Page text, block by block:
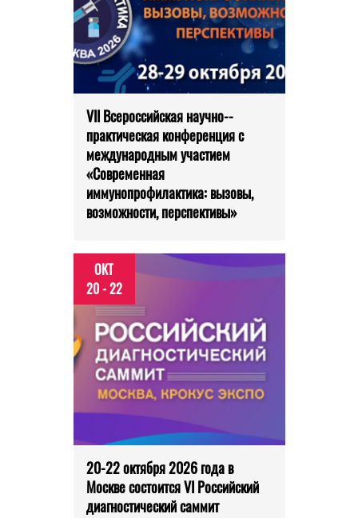
VII Всероссийская научно-­
практическая конференция с
международным участием
«Современная
иммунопрофилактика: вызовы,
возможности, перспективы»
ОКТ
20 - 22
20-22 октября 2026 года в
Москве состоится VI Российский
диагностический саммит